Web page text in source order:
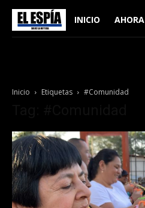
INICIO AHORA
Inicio Etiquetas #Comunidad